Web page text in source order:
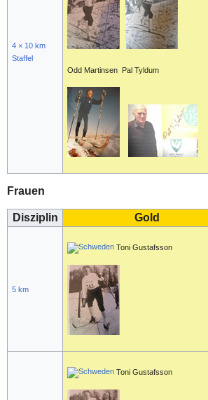
4 × 10 km
Staffel
Odd Martinsen Pal Tyldum
Frauen
Disziplin Gold
5 km
Toni Gustafsson
Toni Gustafsson